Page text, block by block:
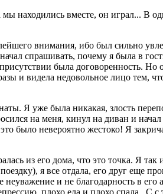
находились вместе, он играл... В
внимания, ибо был сильно
спрашивать, почему я была в
была договоренность. Но
и видела недовольное лицо тем,
Я уже была никакая, злость
на меня, кинул на диван и
было невероятно жестоко! Я
из его дома, что это точка. Я так
я все отдала, его друг еще
и не благодарность в его
плохо ела и плохо спала...С